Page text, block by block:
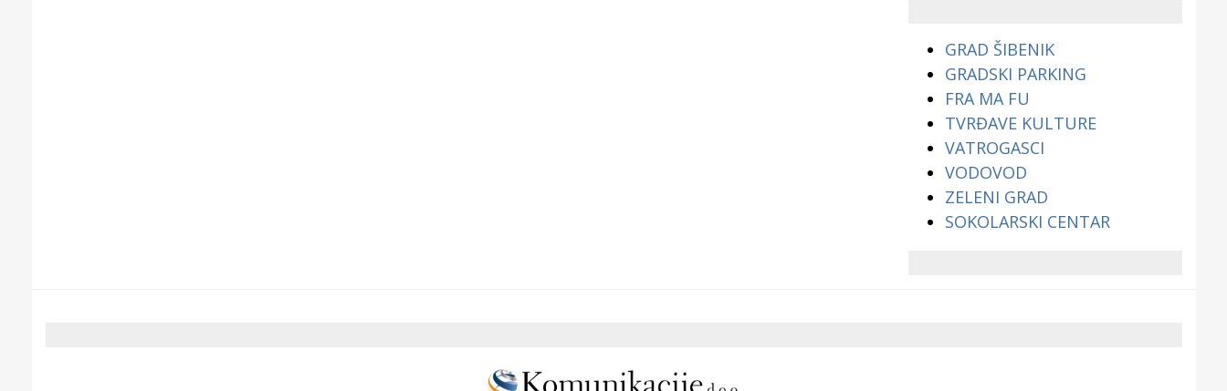
GRAD ŠIBENIK
GRADSKI PARKING
FRA MA FU
TVRĐAVE KULTURE
VATROGASCI
VODOVOD
ZELENI GRAD
SOKOLARSKI CENTAR